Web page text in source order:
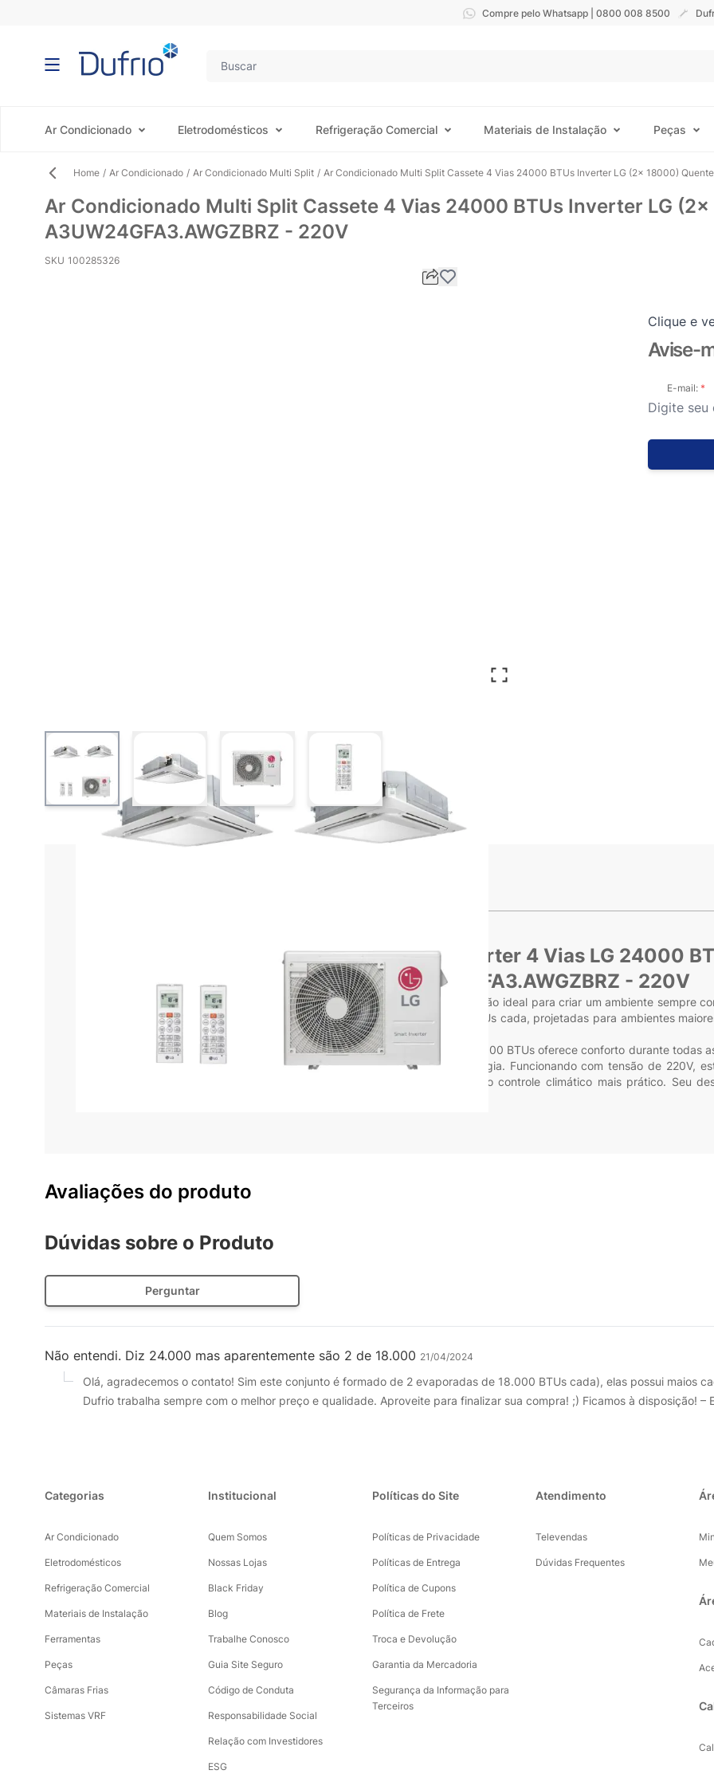
Compre pelo Whatsapp | 0800 008 8500
Ar Condicionado Eletrodomésticos Refrigeração Comercial Materiais de Instalação Peças
Home / Ar Condicionado / Ar Condicionado Multi Split / Ar Condicionado Multi Split Cassete 4 Vias 24000 BTUs Inverter LG (2x 18000)
Ar Condicionado Multi Split Cassete 4 Vias 24000 BTUs Inverter LG
A3UW24GFA3.AWGZBRZ - 220V
SKU 100285326
View larger image View larger imageView larger image
Clique e
Avise-
E-mail:
Ar Condicionado Multi Split Cassete Inverter 4 Vias LG 24000
A3UW24GFA3.AWGZBRZ - 220V
Apresentamos o Ar Condicionado Multi Split Inverter LG 24.000 BTUs, a solução ideal para criar um ambiente sempre
sistema versátil inclui duas unidades evaporadoras de cassete de 18.000 BTUs cada, projetadas para ambientes
Com a flexibilidade de operar tanto no modo Quente quanto no Frio, o LG 24.000 BTUs oferece conforto durante todas
LG garante eficiência energética, auxiliando na redução dos custos de energia. Funcionando com tensão de 220V,
controle remoto e conectividade com aplicativos de smartphone, tornando o controle climático mais prático. Seu
Avaliações do produto
Dúvidas sobre o Produto
Perguntar
Não entendi. Diz 24.000 mas aparentemente são 2 de 18.000 21/04/2024
Olá, agradecemos o contato! Sim este conjunto é formado de 2 evaporadas de 18.000 BTUs cada), elas possui maios
Dufrio trabalha sempre com o melhor preço e qualidade. Aproveite para finalizar sua compra! ;) Ficamos à disposição! –
Categorias
Ar Condicionado
Eletrodomésticos
Refrigeração Comercial
Materiais de Instalação
Ferramentas
Peças
Câmaras Frias
Sistemas VRF
Institucional
Quem Somos
Nossas Lojas
Black Friday
Blog
Trabalhe Conosco
Guia Site Seguro
Código de Conduta
Responsabilidade Social
Relação com Investidores
ESG
Políticas do Site
Políticas de Privacidade
Políticas de Entrega
Política de Cupons
Política de Frete
Troca e Devolução
Garantia da Mercadoria
Segurança da Informação para
Terceiros
Atendimento
Televendas
Dúvidas Frequentes